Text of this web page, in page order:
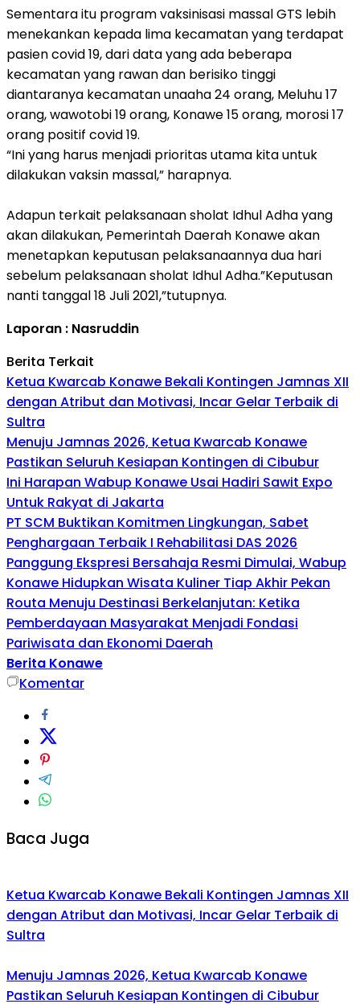
Sementara itu program vaksinisasi massal GTS lebih
menekankan kepada lima kecamatan yang terdapat
pasien covid 19, dari data yang ada beberapa
kecamatan yang rawan dan berisiko tinggi
diantaranya kecamatan unaaha 24 orang, Meluhu 17
orang, wawotobi 19 orang, Konawe 15 orang, morosi 17
orang positif covid 19.
“Ini yang harus menjadi prioritas utama kita untuk
dilakukan vaksin massal,” harapnya.
Adapun terkait pelaksanaan sholat Idhul Adha yang
akan dilakukan, Pemerintah Daerah Konawe akan
menetapkan keputusan pelaksanaannya dua hari
sebelum pelaksanaan sholat Idhul Adha.”Keputusan
nanti tanggal 18 Juli 2021,”tutupnya.
Laporan : Nasruddin
Berita Terkait
Ketua Kwarcab Konawe Bekali Kontingen Jamnas XII
dengan Atribut dan Motivasi, Incar Gelar Terbaik di
Sultra
Menuju Jamnas 2026, Ketua Kwarcab Konawe
Pastikan Seluruh Kesiapan Kontingen di Cibubur
Ini Harapan Wabup Konawe Usai Hadiri Sawit Expo
Untuk Rakyat di Jakarta
PT SCM Buktikan Komitmen Lingkungan, Sabet
Penghargaan Terbaik I Rehabilitasi DAS 2026
Panggung Ekspresi Bersahaja Resmi Dimulai, Wabup
Konawe Hidupkan Wisata Kuliner Tiap Akhir Pekan
Routa Menuju Destinasi Berkelanjutan: Ketika
Pemberdayaan Masyarakat Menjadi Fondasi
Pariwisata dan Ekonomi Daerah
Berita Konawe
Komentar
Baca Juga
Ketua Kwarcab Konawe Bekali Kontingen Jamnas XII
dengan Atribut dan Motivasi, Incar Gelar Terbaik di
Sultra
Menuju Jamnas 2026, Ketua Kwarcab Konawe
Pastikan Seluruh Kesiapan Kontingen di Cibubur